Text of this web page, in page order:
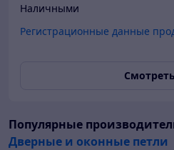
Наличными
Регистрационные данные
Популярные
Дверные и оконные петли